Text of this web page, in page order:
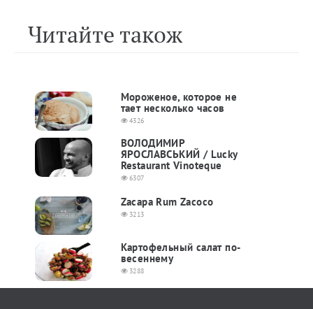
Читайте також
Мороженое, которое не
тает несколько часов
4326
ВОЛОДИМИР
ЯРОСЛАВСЬКИЙ / Lucky
Restaurant Vinoteque
6307
Zacapa Rum Zacoco
3213
Картофельный салат по-
весеннему
3288